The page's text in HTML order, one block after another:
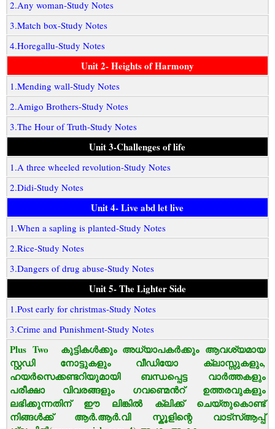
2.Any woman-Study Notes
3.Match box-Study Notes
4.Horegallu-Study Notes
Unit 2- Heights of Harmony
1.Mending wall-Study Notes
2.Amigo Brothers-Study Notes
3.The Hour of Truth-Study Notes
Unit 3-Challenges of life
1.A three wheeled revolution-Study Notes
2.Didi-Study Notes
Unit 4- Live abd let live
1.When a sapling is planted-Study Notes
2.Rice-Study Notes
3.Dangers of drug abuse-Study Notes
Unit 5- The Lighter Side
1.Post early for christmas-Study Notes
3.Crime and Punishment-Study Notes
Plus Two കുട്ടികൾക്കും അധ്യാപകർക്കും ആവശ്യമായ
സ്റ്റഡി നോട്ടുകളും വീഡിയോ ക്ലാസ്സുകളും,
ഹയർസെക്കണ്ടറിയുമായി ബന്ധപ്പെട്ട വാർത്തകളും
പരീക്ഷാ വിവരങ്ങളും ഗവണ്മെൻറ് ഉത്തരവുകളും
ലഭിക്കുന്നതിന് ഈ ലിങ്കിൽ ക്ലിക്ക് ചെയ്തുകൊണ്ട്
നിങ്ങൾക്ക് ആർ.ആർ.വി സ്കൂളിന്റെ വാട്‌സ്ആപ്പ്